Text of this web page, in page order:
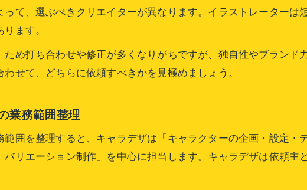
キャラデザとイラストレーターの依頼先選び方
て、選ぶべきクリエイターが異なります。イラストレーターは
ます。
め打ち合わせや修正が多くなりがちですが、独自性やブランド
せて、どちらに依頼すべきかを見極めましょう。
業務範囲整理
囲を整理すると、キャラデザは「キャラクターの企画・設定・
リエーション制作」を中心に担当します。キャラデザは依頼主